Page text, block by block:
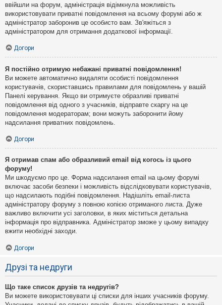
ввійшли на форум, адміністрація відімкнула можливість
використовувати приватні повідомлення на всьому форумі або ж
адміністратор заборонив це особисто вам. Зв'яжіться з
адміністратором для отримання додаткової інформації.
Догори
Я постійно отримую небажані приватні повідомлення!
Ви можете автоматично видаляти особисті повідомлення
користувачів, скориставшись правилами для повідомлень у вашій
Панелі керування. Якщо ви отримуєте образливі приватні
повідомлення від одного з учасників, відправте скаргу на це
повідомлення модераторам; вони можуть заборонити йому
надсилання приватних повідомлень.
Догори
Я отримав спам або образливий email від когось із цього
форуму!
Ми шкодуємо про це. Форма надсилання email на цьому форумі
включає засоби безпеки і можливість відслідковувати користувачів,
що надсилають подібні повідомлення. Надішліть email-листа
адміністратору форуму з повною копією отриманого листа. Дуже
важливо включити усі заголовки, в яких міститься детальна
інформація про відправника. Адміністратор зможе у цьому випадку
вжити необхідні заходи.
Догори
Друзі та недруги
Що таке список друзів та недругів?
Ви можете використовувати ці списки для інших учасників форуму.